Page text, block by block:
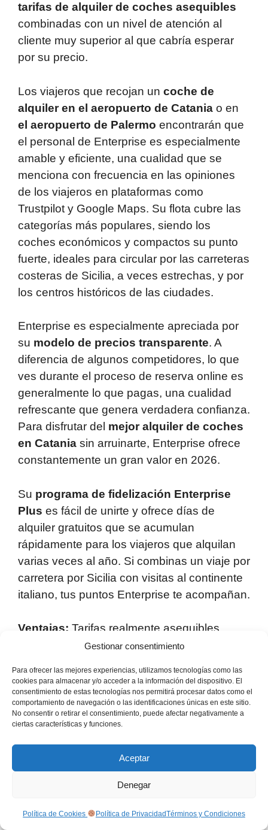
Gestionar consentimiento
Para ofrecer las mejores experiencias, utilizamos tecnologías como las
cookies para almacenar y/o acceder a la información del dispositivo. El
consentimiento de estas tecnologías nos permitirá procesar datos como el
comportamiento de navegación o las identificaciones únicas en este sitio.
No consentir o retirar el consentimiento, puede afectar negativamente a
ciertas características y funciones.
Aceptar
Denegar
Política de Cookies Política de PrivacidadTérminos y Condiciones
tarifas de alquiler de coches asequibles
combinadas con un nivel de atención al
cliente muy superior al que cabría esperar
por su precio.
Los viajeros que recojan un coche de
alquiler en el aeropuerto de Catania o en
el aeropuerto de Palermo encontrarán que
el personal de Enterprise es especialmente
amable y eficiente, una cualidad que se
menciona con frecuencia en las opiniones
de los viajeros en plataformas como
Trustpilot y Google Maps. Su flota cubre las
categorías más populares, siendo los
coches económicos y compactos su punto
fuerte, ideales para circular por las carreteras
costeras de Sicilia, a veces estrechas, y por
los centros históricos de las ciudades.
Enterprise es especialmente apreciada por
su modelo de precios transparente. A
diferencia de algunos competidores, lo que
ves durante el proceso de reserva online es
generalmente lo que pagas, una cualidad
refrescante que genera verdadera confianza.
Para disfrutar del mejor alquiler de coches
en Catania sin arruinarte, Enterprise ofrece
constantemente un gran valor en 2026.
Su programa de fidelización Enterprise
Plus es fácil de unirte y ofrece días de
alquiler gratuitos que se acumulan
rápidamente para los viajeros que alquilan
varias veces al año. Si combinas un viaje por
carretera por Sicilia con visitas al continente
italiano, tus puntos Enterprise te acompañan.
Ventajas: Tarifas realmente asequibles,
precios transparentes, personal local
económica fiable.
Contras:La flota de vehículos premium y de
lujo es más limitada; hay menos puntos de
recogida que algunos de tus competidores
internacionales en la isla.
Reserva ahora